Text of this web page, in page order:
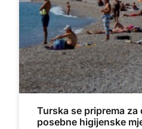
Turska se priprema
posebne higijenske